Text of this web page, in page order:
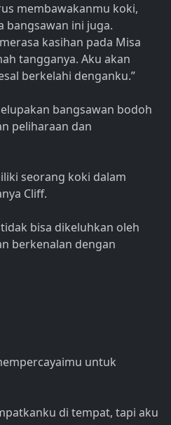
membawakanmu koki,
bangsawan ini juga.
kasihan pada Misa
tangganya. Aku akan
berkelahi denganku.”
bangsawan bodoh
peliharaan dan
seorang koki dalam
Cliff.
bisa dikeluhkan oleh
berkenalan dengan
untuk
di tempat, tapi aku